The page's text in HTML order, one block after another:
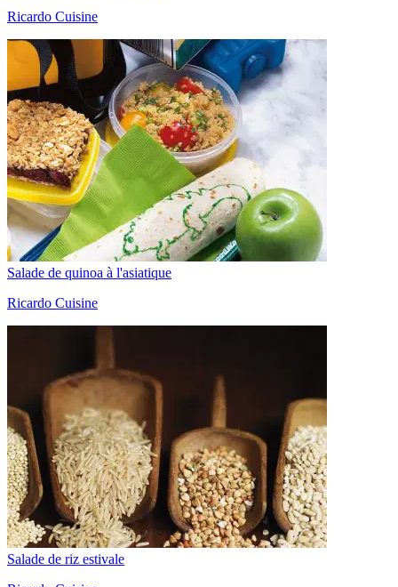
Ricardo Cuisine
Salade de quinoa à l'asiatique
Ricardo Cuisine
Salade de riz estivale